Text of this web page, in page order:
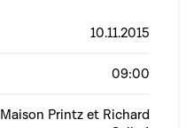
10.11.2015
09:00
Maison Printz et Richard